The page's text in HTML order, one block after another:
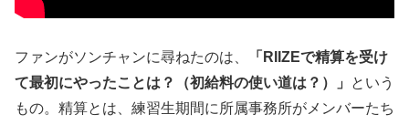
ファンがソンチャンに尋ねたのは、
「RIIZEで精算を受け
て最初にやったことは？（初給料の使い道は？）」
という
もの。精算とは、練習生期間に所属事務所がメンバーたち